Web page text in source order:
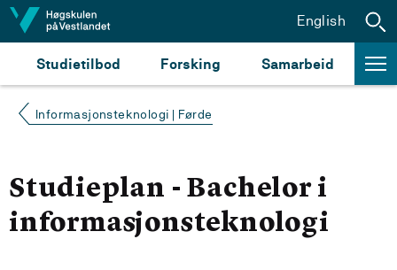
Hopp til innhald
Studietilbod Forsking Samarbeid
English
Informasjonsteknologi | Førde
Studieplan - Bachelor i
informasjonsteknologi